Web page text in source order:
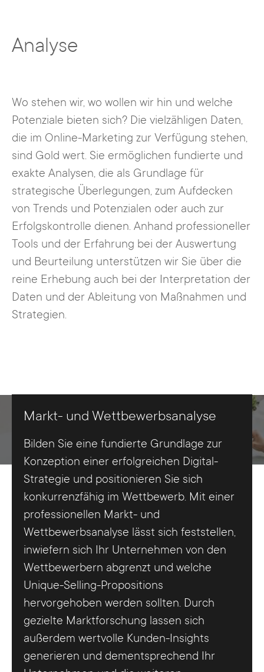
Analyse
Wo stehen wir, wo wollen wir hin und welche
Potenziale bieten sich? Die vielzähligen Daten,
die im Online-Marketing zur Verfügung stehen,
sind Gold wert. Sie ermöglichen fundierte und
exakte Analysen, die als Grundlage für
strategische Überlegungen, zum Aufdecken
von Trends und Potenzialen oder auch zur
Erfolgskontrolle dienen. Anhand professioneller
Tools und der Erfahrung bei der Auswertung
und Beurteilung unterstützen wir Sie über die
reine Erhebung auch bei der Interpretation der
Daten und der Ableitung von Maßnahmen und
Strategien.
Markt- und Wettbewerbsanalyse
Bilden Sie eine fundierte Grundlage zur
Konzeption einer erfolgreichen Digital-
Strategie und positionieren Sie sich
konkurrenzfähig im Wettbewerb. Mit einer
professionellen Markt- und
Wettbewerbsanalyse lässt sich feststellen,
inwiefern sich Ihr Unternehmen von den
Wettbewerbern abgrenzt und welche
Unique-Selling-Propositions
hervorgehoben werden sollten. Durch
gezielte Marktforschung lassen sich
außerdem wertvolle Kunden-Insights
generieren und dementsprechend Ihr